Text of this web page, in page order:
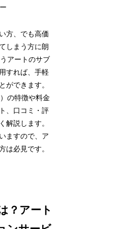
方、でも高価
しまう方に朗
アートのサブ
すれば、手軽
ができます。
の特徴や料金
、口コミ・評
解説します。
ますので、ア
は必見です。
？アート